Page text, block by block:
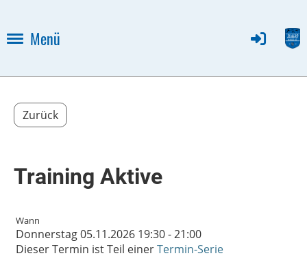
Menü
Zurück
Training Aktive
Wann
Donnerstag 05.11.2026 19:30 - 21:00
Dieser Termin ist Teil einerTermin-Serie